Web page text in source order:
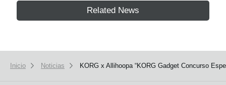
Related News
Inicio Noticias KORG x Allihoopa “KORG Gadget Concurso